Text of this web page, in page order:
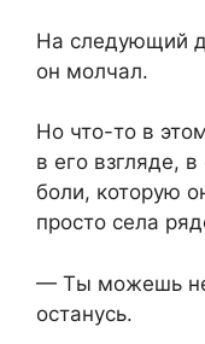
На следующий
он молчал.
Но что-то в
в его взгляде,
боли, которую
просто села
— Ты можешь не
останусь.